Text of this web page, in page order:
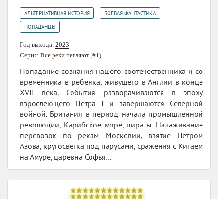
АЛЬТЕРНАТИВНАЯ ИСТОРИЯ БОЕВАЯ ФАНТАСТИКА
ПОПАДАНЦЫ
Год выхода: 2023
Серия: Все реки петляют (#1)
Попадание сознания нашего соотечественника и со
временника в ребенка, живущего в Англии в конце
XVII века. События разворачиваются в эпоху
взрослеющего Петра I и завершаются Северной
войной. Британия в период начала промышленной
революции, Карибское море, пираты. Налаживание
перевозок по рекам Московии, взятие Петром
Азова, кругосветка под парусами, сражения с Китаем
на Амуре, царевна Софья…